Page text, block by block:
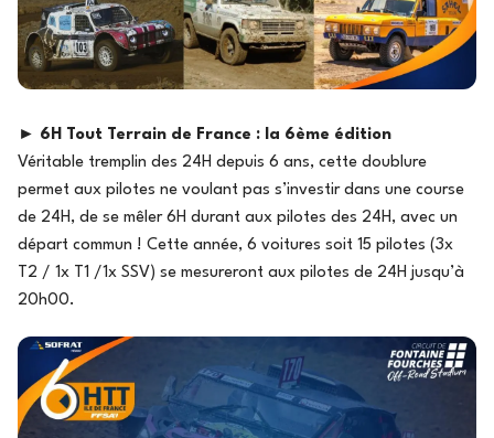
► 6H Tout Terrain de France : la 6ème édition
Véritable tremplin des 24H depuis 6 ans, cette doublure
permet aux pilotes ne voulant pas s’investir dans une course
de 24H, de se mêler 6H durant aux pilotes des 24H, avec un
départ commun ! Cette année, 6 voitures soit 15 pilotes (3x
T2 / 1x T1 /1x SSV) se mesureront aux pilotes de 24H jusqu’à
20h00.